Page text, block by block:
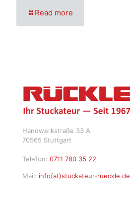
Read more
Handwerkstraße 33 A
70565 Stuttgart
Telefon: 0711 780 35 22
Mail: info(at)stuckateur-rueckle.de